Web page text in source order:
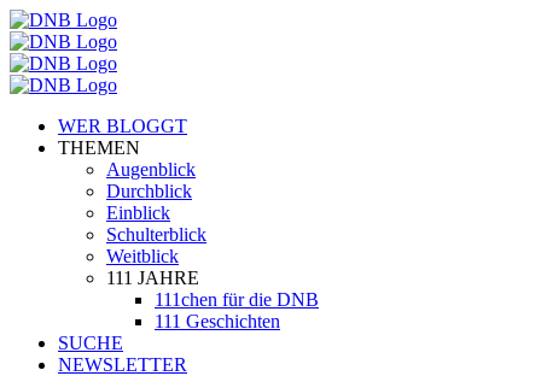
WER BLOGGT
THEMEN
Augenblick
Durchblick
Einblick
Schulterblick
Weitblick
111 JAHRE
111chen für die DNB
111 Geschichten
SUCHE
NEWSLETTER